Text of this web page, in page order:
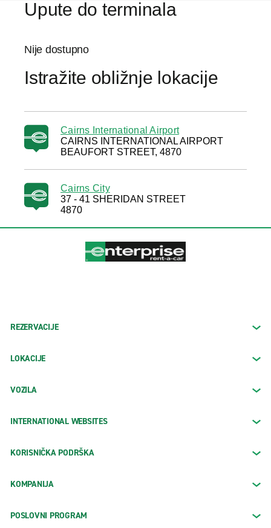
Upute do terminala
Nije dostupno
Istražite obližnje lokacije
Cairns International Airport
CAIRNS INTERNATIONAL AIRPORT
BEAUFORT STREET, 4870
Cairns City
37 - 41 SHERIDAN STREET
4870
REZERVACIJE
LOKACIJE
VOZILA
INTERNATIONAL WEBSITES
KORISNIČKA PODRŠKA
KOMPANIJA
POSLOVNI PROGRAM